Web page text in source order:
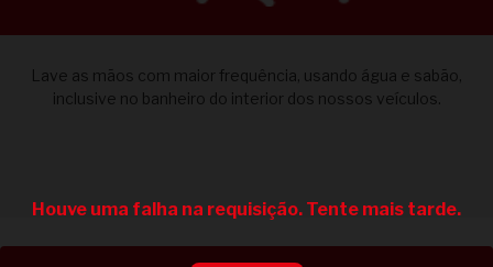
Lave as mãos com maior frequência, usando água e sabão,
inclusive no banheiro do interior dos nossos veículos.
Houve uma falha na requisição. Tente mais tarde.